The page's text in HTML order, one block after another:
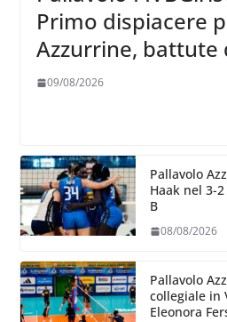
Primo dispiacere
Azzurrine, battute
3-1
09/08/2026
Pallavolo
Haak nel 3-
B
08/08/2026
Pallavolo
collegiale in
Eleonora